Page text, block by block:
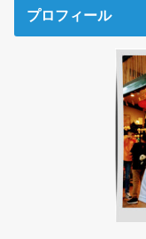
プロフィール